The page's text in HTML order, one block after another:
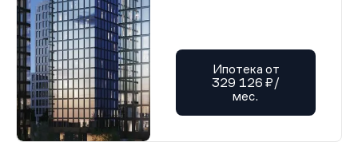
Ипотека от
329 126 ₽/
мес.